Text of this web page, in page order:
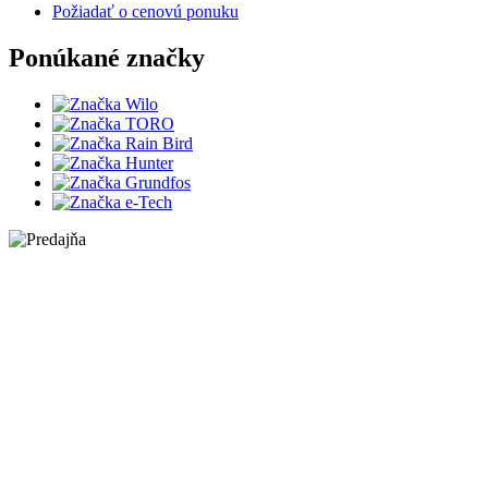
Požiadať o cenovú ponuku
Ponúkané značky